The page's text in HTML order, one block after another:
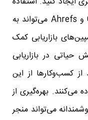
از ابزارهایی مانند Google Analytics و Ahrefs می‌تواند به
بازاریابی کمک
در بازاریابی
به‌طوری که 93 درصد از کسب‌وکارها از این
می‌کنند. بهره‌گیری از
می‌تواند منجر